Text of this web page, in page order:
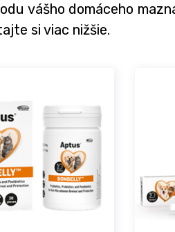
vášho domáceho
si viac nižšie.